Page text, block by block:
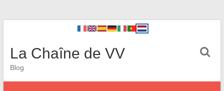
La Chaîne de VV
Blog